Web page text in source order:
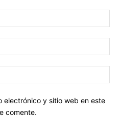
electrónico y sitio web en este
comente.